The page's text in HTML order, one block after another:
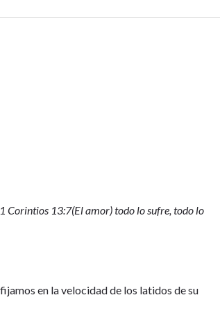
Corintios 13:7(El amor) todo lo sufre, todo lo
en la velocidad de los latidos de su